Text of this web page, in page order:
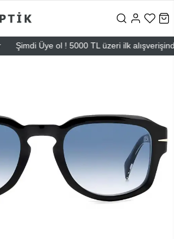
Şimdi Üye ol ! 5000 TL üzeri ilk alışverişinde